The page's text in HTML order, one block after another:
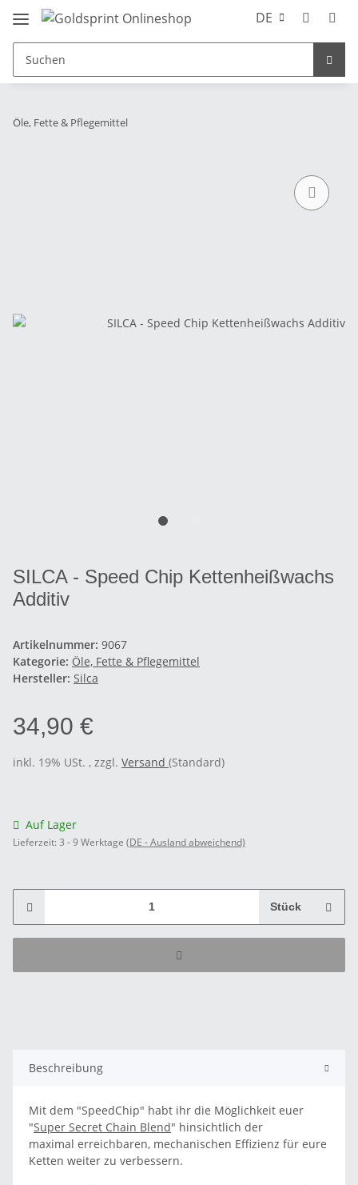
DE
Öle, Fette & Pflegemittel
SILCA - Speed Chip Kettenheißwachs
Additiv
Artikelnummer: 9067
Kategorie: Öle, Fette & Pflegemittel
Hersteller: Silca
34,90 €
inkl. 19% USt. , zzgl. Versand (Standard)
Auf Lager
Lieferzeit: 3 - 9 Werktage (DE - Ausland abweichend)
Stück
Beschreibung
Mit dem "SpeedChip" habt ihr die Möglichkeit euer
"Super Secret Chain Blend" hinsichtlich der
maximal erreichbaren, mechanischen Effizienz für eure
Ketten weiter zu verbessern.